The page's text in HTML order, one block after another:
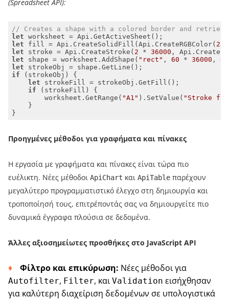
(Spreadsheet API):
// Creates a shape with a colored border and
let
let fill = Api.CreateSolidFill(Api.CreateRGBColor( 255
let stroke = Api.CreateStroke( 2 * 36000 ,
let shape = worksheet.AddShape( "rect" , 60 * 36000 , 40
let
if
let
if
        worksheet.GetRange(
"A1" ).SetValue( "Stroke
}
Προηγμένες μέθοδοι για γραφήματα και πίνακες
Η εργασία με γραφήματα και πίνακες είναι τώρα πιο
ευέλικτη. Νέες μέθοδοι ApiChart και ApiTable παρέχουν
μεγαλύτερο προγραμματιστικό έλεγχο στη δημιουργία και
τροποποίησή τους, επιτρέποντάς σας να δημιουργείτε πιο
δυναμικά έγγραφα πλούσια σε δεδομένα.
Άλλες αξιοσημείωτες προσθήκες στο JavaScript API
Φίλτρο και επικύρωση: Νέες μέθοδοι για
Autofilter, Filter, καιValidation εισήχθησαν
για καλύτερη διαχείριση δεδομένων σε υπολογιστικά